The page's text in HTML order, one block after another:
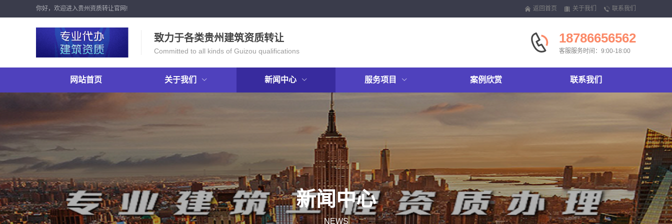
你好，欢迎进入贵州资质转让官网! 返回首页 关于我们 联系我们
致力于各类贵州建筑资质转让
Committed to all kinds of Guizou qualifications
18786656562
客服服务时间：9:00-18:00
网站首页 关于我们 新闻中心 服务项目 案例欣赏 联系我们
新闻中心
NEWS